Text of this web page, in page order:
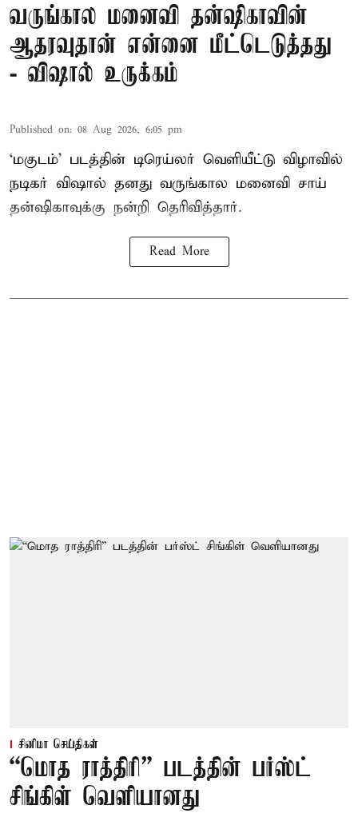
வருங்கால மனைவி தன்ஷிகாவின்
ஆதரவுதான் என்னை மீட்டெடுத்தது
- விஷால் உருக்கம்
Published on: 08 Aug 2026, 6:05 pm
‘மகுடம்’ படத்தின் டிரெய்லர் வெளியீட்டு விழாவில்
நடிகர் விஷால் தனது வருங்கால மனைவி சாய்
தன்ஷிகாவுக்கு நன்றி தெரிவித்தார்.
Read More
சினிமா செய்திகள்
“மொத ராத்திரி” படத்தின் பர்ஸ்ட்
சிங்கிள் வெளியானது